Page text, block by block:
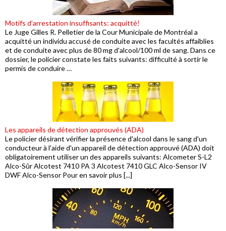
Motifs d’arrestation insuffisants: acquitté!
Le Juge Gilles R. Pelletier de la Cour Municipale de Montréal a
acquitté un individu accusé de conduite avec les facultés affaiblies
et de conduite avec plus de 80 mg d'alcool/100 ml de sang. Dans ce
dossier, le policier constate les faits suivants: difficulté à sortir le
permis de conduire …
Les appareils de détection approuvés (ADA)
Le policier désirant vérifier la présence d'alcool dans le sang d'un
conducteur à l'aide d'un appareil de détection approuvé (ADA) doit
obligatoirement utiliser un des appareils suivants: Alcometer S-L2
Alco-Sûr Alcotest 7410 PA 3 Alcotest 7410 GLC Alco-Sensor IV
DWF Alco-Sensor Pour en savoir plus [...]